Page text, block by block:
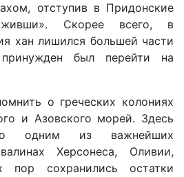
отступив в Придонские
Скорее всего, в
хан лишился большей части
был перейти на
о греческих колониях
и Азовского морей. Здесь
одним из важнейших
Херсонеса, Оливии,
сохранились остатки